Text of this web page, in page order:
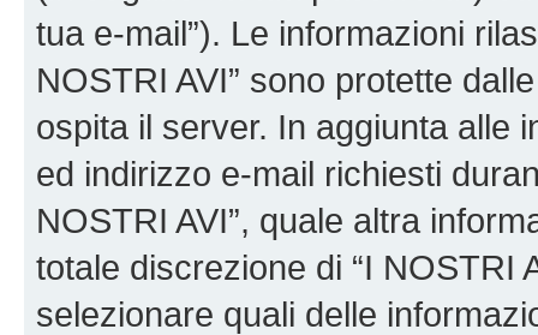
tua e-mail”). Le informazioni
NOSTRI AVI” sono protette
ospita il server. In aggiunta alle
ed indirizzo e-mail richiesti
NOSTRI AVI”, quale altra
totale discrezione di “I NOSTRI
selezionare quali delle